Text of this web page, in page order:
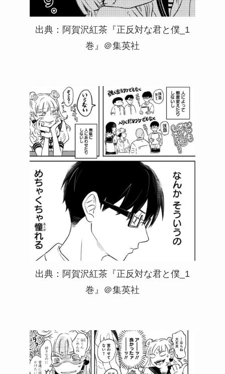
出典：阿賀沢紅茶『正反対な君と僕_1
巻』＠集英社
出典：阿賀沢紅茶『正反対な君と僕_1
巻』＠集英社